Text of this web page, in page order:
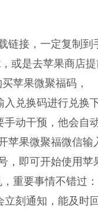
链接，一定复制到
或是去苹果商店
苹果微聚福码，
兑换码进行兑换
手动干预，他会自
苹果微聚福微信输
，即可开始使用苹
重要事情不错过
刻通知，能及时